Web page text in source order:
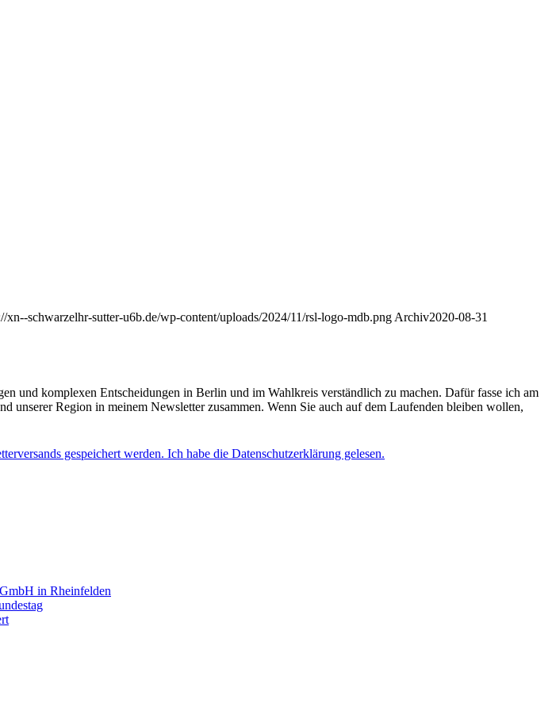
xn--schwarzelhr-sutter-u6b.de/wp-content/uploads/2024/11/rsl-logo-mdb.png Archiv2020-08-31
und komplexen Entscheidungen in Berlin und im Wahlkreis verständlich zu machen. Dafür fasse ich am
unserer Region in meinem Newsletter zusammen. Wenn Sie auch auf dem Laufenden bleiben wollen,
gespeichert werden. Ich habe die Datenschutzerklärung gelesen.
in Rheinfelden